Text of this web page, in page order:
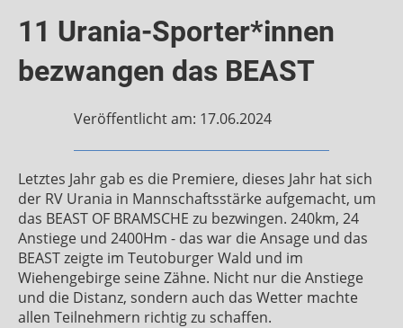
11 Urania-Sporter*innen
bezwangen das BEAST
Veröffentlicht am: 17.06.2024
Letztes Jahr gab es die Premiere, dieses Jahr hat sich
der RV Urania in Mannschaftsstärke aufgemacht, um
das BEAST OF BRAMSCHE zu bezwingen. 240km, 24
Anstiege und 2400Hm - das war die Ansage und das
BEAST zeigte im Teutoburger Wald und im
Wiehengebirge seine Zähne. Nicht nur die Anstiege
und die Distanz, sondern auch das Wetter machte
allen Teilnehmern richtig zu schaffen.